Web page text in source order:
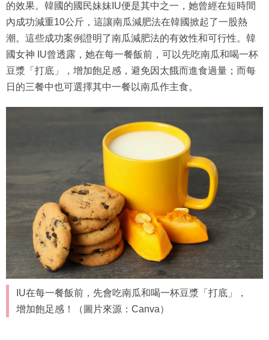
的效果。韓國的國民妹妹IU便是其中之一，她曾經在短時間
內成功減重10公斤，這讓南瓜減肥法在韓國掀起了一股熱
潮。這些成功案例證明了南瓜減肥法的有效性和可行性。韓
國女神 IU曾透露，她在每一餐飯前，可以先吃南瓜和喝一杯
豆漿「打底」，增加飽足感，避免因太餓而進食過量；而每
日的三餐中也可選擇其中一餐以南瓜作主食。
IU在每一餐飯前，先會吃南瓜和喝一杯豆漿「打底」，
增加飽足感！（圖片來源：Canva）